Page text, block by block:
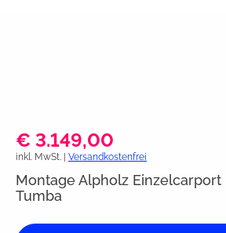
€ 3.149,00
inkl. MwSt. | Versandkostenfrei
Montage Alpholz Einzelcarport
Tumba